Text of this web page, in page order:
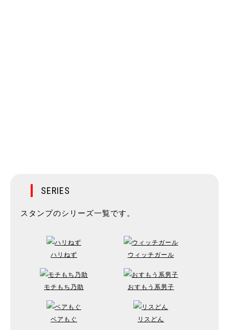
SERIES
スタンプのシリーズ一覧です。
ハリねず ウィッチガール
モチもち乃助 おすもう系男子
ベアもぐ リスどん